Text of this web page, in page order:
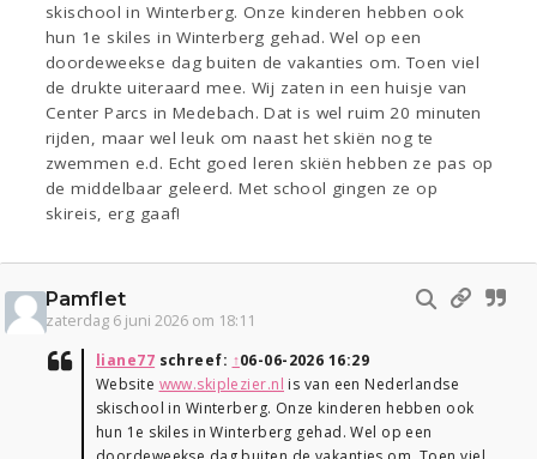
skischool in Winterberg. Onze kinderen hebben ook
hun 1e skiles in Winterberg gehad. Wel op een
doordeweekse dag buiten de vakanties om. Toen viel
de drukte uiteraard mee. Wij zaten in een huisje van
Center Parcs in Medebach. Dat is wel ruim 20 minuten
rijden, maar wel leuk om naast het skiën nog te
zwemmen e.d. Echt goed leren skiën hebben ze pas op
de middelbaar geleerd. Met school gingen ze op
skireis, erg gaaf!
Pamflet
zaterdag 6 juni 2026 om 18:11
liane77 schreef: ↑06-06-2026 16:29
Website www.skiplezier.nl is van een Nederlandse
skischool in Winterberg. Onze kinderen hebben ook
hun 1e skiles in Winterberg gehad. Wel op een